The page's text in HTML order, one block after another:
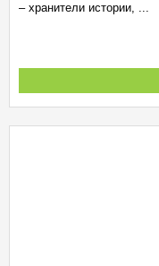
– хранители истории, ...